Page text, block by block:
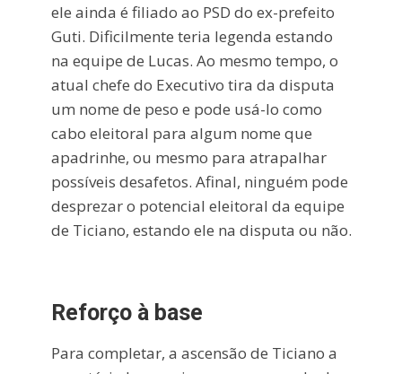
ele ainda é filiado ao PSD do ex-prefeito
Guti. Dificilmente teria legenda estando
na equipe de Lucas. Ao mesmo tempo, o
atual chefe do Executivo tira da disputa
um nome de peso e pode usá-lo como
cabo eleitoral para algum nome que
apadrinhe, ou mesmo para atrapalhar
possíveis desafetos. Afinal, ninguém pode
desprezar o potencial eleitoral da equipe
de Ticiano, estando ele na disputa ou não.
Reforço à base
Para completar, a ascensão de Ticiano a